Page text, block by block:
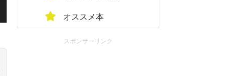
オススメ本
スポンサーリンク